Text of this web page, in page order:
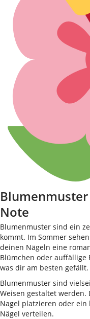
Note
Blumenmuster sind ein
kommt. Im Sommer
deinen Nägeln eine
Blümchen oder auffällige
was dir am besten gefällt.
Blumenmuster sind
Weisen gestaltet
Nagel platzieren oder
Nägel verteilen.